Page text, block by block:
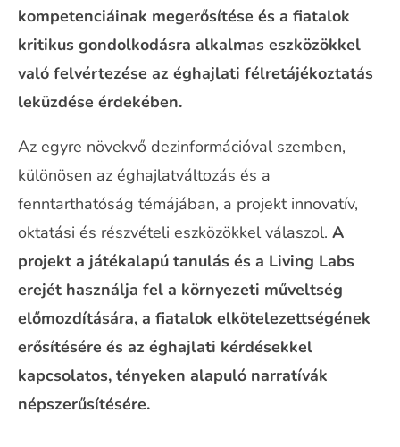
kompetenciáinak megerősítése és a fiatalok
kritikus gondolkodásra alkalmas eszközökkel
való felvértezése az éghajlati félretájékoztatás
leküzdése érdekében.
Az egyre növekvő dezinformációval szemben,
különösen az éghajlatváltozás és a
fenntarthatóság témájában, a projekt innovatív,
oktatási és részvételi eszközökkel válaszol. A
projekt a játékalapú tanulás és a Living Labs
erejét használja fel a környezeti műveltség
előmozdítására, a fiatalok elkötelezettségének
erősítésére és az éghajlati kérdésekkel
kapcsolatos, tényeken alapuló narratívák
népszerűsítésére.